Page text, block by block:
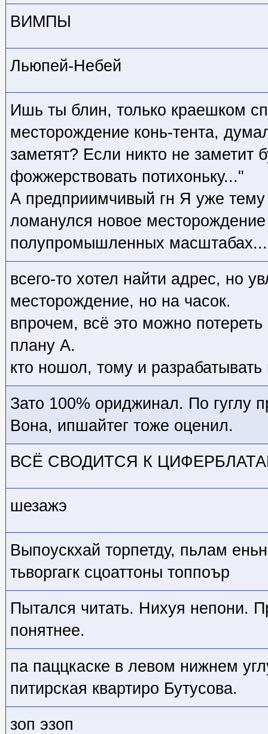
ВИМПЫ
Льюпей-Небей
Ишь ты блин, только краешком
месторождение конь-тента,
заметят? Если никто не заметит
фожжерствовать потихоньку..."
А предприимчивый гн Я уже
ломанулся новое месторождение
полупромышленных
всего-то хотел найти адрес, но
месторождение, но на часок.
впрочем, всё это можно
плану А.
кто ношол, тому и
Зато 100% ориджинал. По гуглу
Вона, ипшайтег тоже оценил.
ВСЁ СВОДИТСЯ К
шезажэ
Выпоускхай торпетду, пьлам
тьворгагк сцоаттоны топпоър
Пытался читать. Нихуя непони.
понятнее.
па паццкаске в левом нижнем
питирская квартиро Бутусова.
зоп эзоп